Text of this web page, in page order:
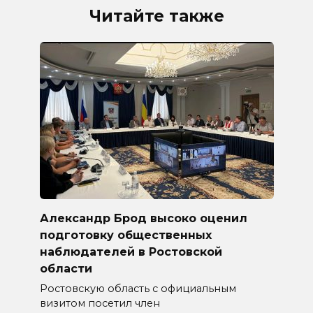
Читайте также
Александр Брод высоко оценил
подготовку общественных
наблюдателей в Ростовской
области
Ростовскую область с официальным
визитом посетил член